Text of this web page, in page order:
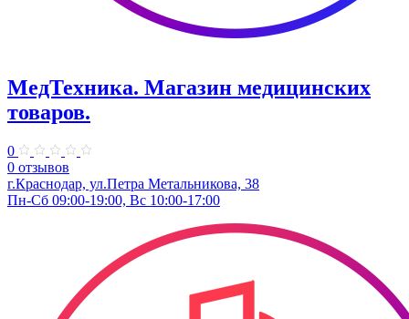
МедТехника. Магазин медицинских
товаров.
0
0 отзывов
г.Краснодар, ул.Петра Метальникова, 38
Пн-Сб 09:00-19:00, Вс 10:00-17:00